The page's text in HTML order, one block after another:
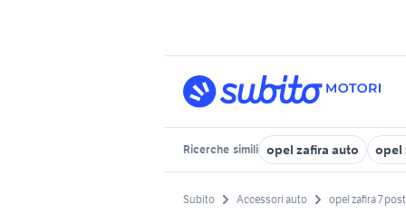
Ricerche simili opel zafira auto opel
Subito Accessori auto opel zafira 7